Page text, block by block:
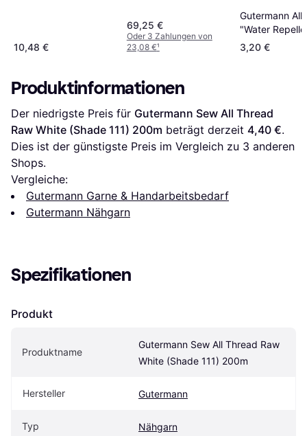
10,48 €
69,25 €
Oder 3 Zahlungen von
23,08 €¹
Gutermann
"Water
800 Weiß
3,20 €
Produktinformationen
Der niedrigste Preis für Gutermann Sew All Thread
Raw White (Shade 111) 200m beträgt derzeit 4,40 €.
Dies ist der günstigste Preis im Vergleich zu 3 anderen
Shops.
Vergleiche:
Gutermann Garne & Handarbeitsbedarf
Gutermann Nähgarn
Spezifikationen
Produkt
Produktname
Gutermann Sew All Thread Raw
White (Shade 111) 200m
Hersteller Gutermann
Typ Nähgarn